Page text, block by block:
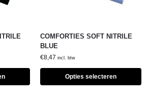
COMFORTIES SOFT NITRILE
BLUE
€8,47 incl. btw
Opties selecteren